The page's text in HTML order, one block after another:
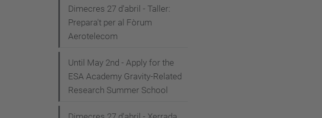
Dimecres 27 d'abril - Taller:
Prepara't per al Fòrum
Aerotelecom
Until May 2nd - Apply for the
ESA Academy Gravity-Related
Research Summer School